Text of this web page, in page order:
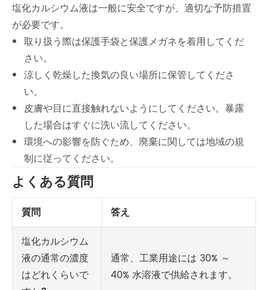
塩化カルシウム液は一般に安全ですが、適切な予防措置
が必要です。
取り扱う際は保護手袋と保護メガネを着用してくだ
さい。
涼しく乾燥した換気の良い場所に保管してくださ
い。
皮膚や目に直接触れないようにしてください。暴露
した場合はすぐに洗い流してください。
環境への影響を防ぐため、廃棄に関しては地域の規
制に従ってください。
よくある質問
質問
答え
塩化カルシウム
液の通常の濃度
はどれくらいで
通常、工業用途には 30% ～
40% 水溶液で供給されます。